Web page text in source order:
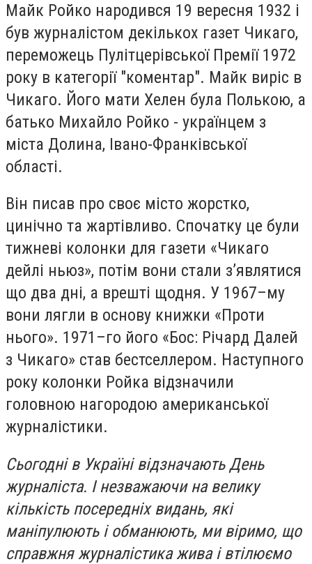
Майк Ройко народився 19 вересня 1932 і
був журналістом декількох газет Чикаго,
переможець Пулітцерівської Премії 1972
року в категорії "коментар". Майк виріс в
Чикаго. Його мати Хелен була Полькою, а
батько Михайло Ройко - українцем з
міста Долина, Івано-Франківської
області.
Він писав про своє місто жорстко,
цинічно та жартівливо. Спочатку це були
тижневі колонки для газети «Чикаго
дейлі ньюз», потім вони стали з’являтися
що два дні, а врешті щодня. У 1967–му
вони лягли в основу книжки «Проти
нього». 1971–го його «Бос: Річард Далей
з Чикаго» став бестселлером. Наступного
року колонки Ройка відзначили
головною нагородою американської
журналістики.
Сьогодні в Україні відзначають День
журналіста. І незважаючи на велику
кількість посередніх видань, які
маніпулюють і обманюють, ми віримо, що
справжня журналістика жива і втілюємо